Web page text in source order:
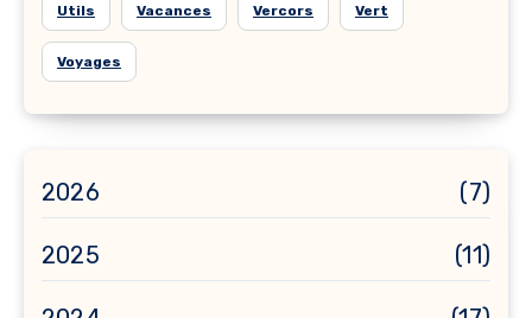
Utils Vacances Vercors Vert
Voyages
2026 (7)
2025 (11)